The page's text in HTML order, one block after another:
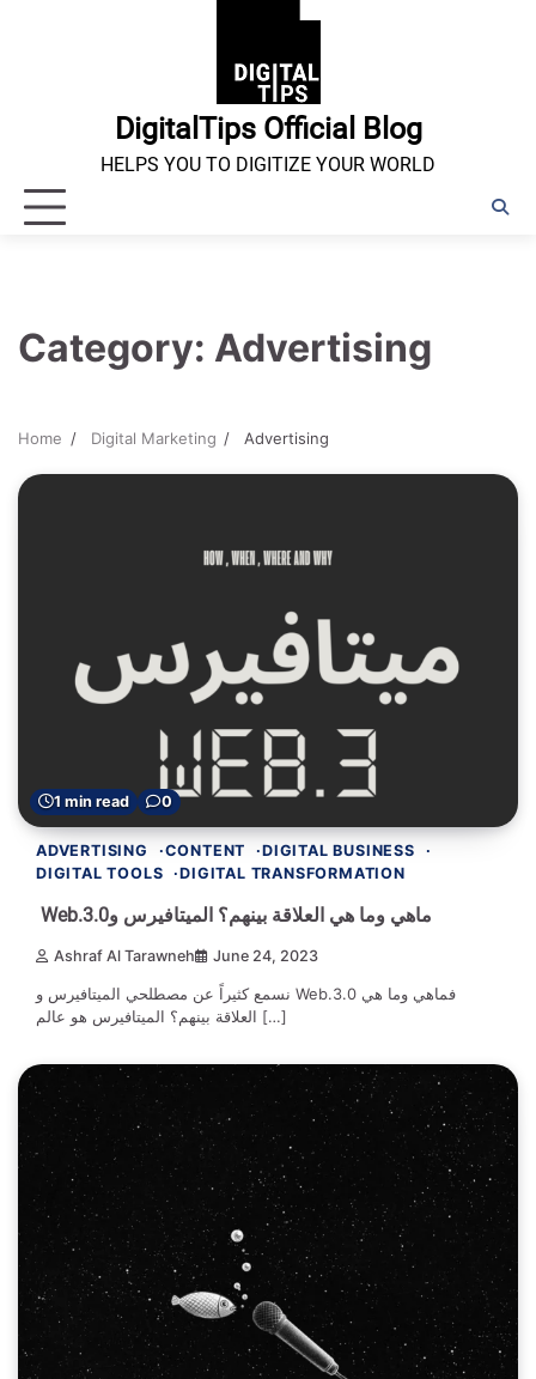
DigitalTips Official Blog
HELPS YOU TO DIGITIZE YOUR WORLD
Category: Advertising
Home Digital Marketing Advertising
1 min read 0
ADVERTISING CONTENT
DIGITAL BUSINESS
DIGITAL TOOLS
DIGITAL TRANSFORMATION
Web.3.0ماهي وما هي العلاقة بينهم؟ الميتافيرس و
Ashraf Al Tarawneh June 24, 2023
نسمع كثيراً عن مصطلحي الميتافيرس و Web.3.0 فماهي وما هي
العلاقة بينهم؟ الميتافيرس هو عالم […]